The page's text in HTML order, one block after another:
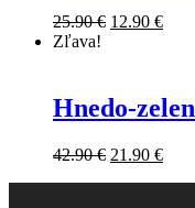
25.90€ 12.90 €
Zľava!
Hnedo-
42.90€ 21.90 €